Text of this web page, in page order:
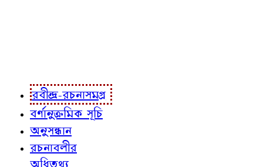
রবীন্দ্র-রচনাসমগ্র
বর্ণানুক্রমিক সূচি
অনুসন্ধান
রচনাবলীর
অধিতথ্য